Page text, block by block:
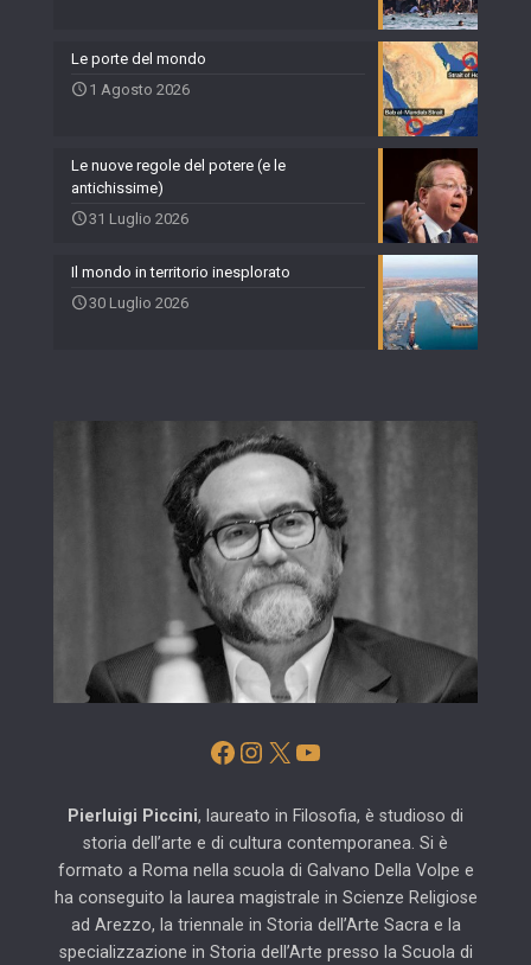
Le porte del mondo
1 Agosto 2026
Le nuove regole del potere (e le
antichissime)
31 Luglio 2026
Il mondo in territorio inesplorato
30 Luglio 2026
Facebook
Instagram
X YouTube
Pierluigi Piccini, laureato in Filosofia, è studioso di
storia dell’arte e di cultura contemporanea. Si è
formato a Roma nella scuola di Galvano Della Volpe e
ha conseguito la laurea magistrale in Scienze Religiose
ad Arezzo, la triennale in Storia dell’Arte Sacra e la
specializzazione in Storia dell’Arte presso la Scuola di